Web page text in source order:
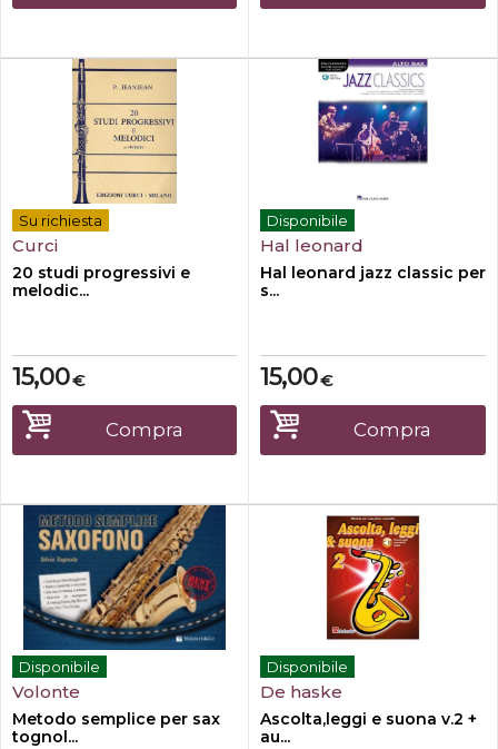
Su richiesta
Curci
20 studi progressivi e
melodic...
€
15,00
Compra
Disponibile
Hal leonard
Hal leonard jazz classic per
s...
€
15,00
Compra
Disponibile
Volonte
Metodo semplice per sax
tognol...
Disponibile
De haske
Ascolta,leggi e suona v.2 +
au...